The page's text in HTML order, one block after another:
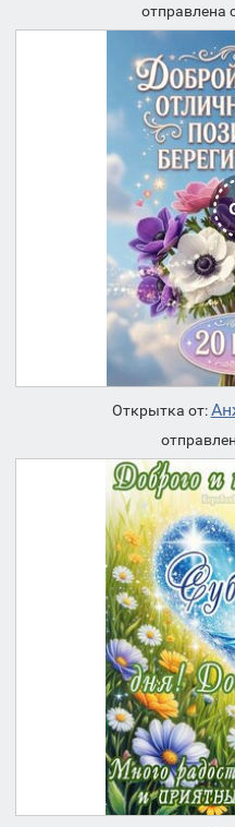
отправлена
Открытка от: